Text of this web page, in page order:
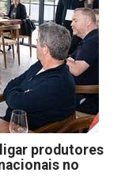
produtores
no